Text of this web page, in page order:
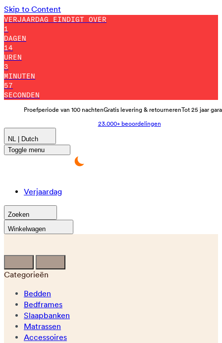
Skip to Content
VERJAARDAG EINDIGT OVER
1
DAGEN
14
UREN
3
MINUTEN
43
SECONDEN
Proefperiode van 100 nachtenGratis levering & retournerenTot 25 jaar
23.000+ beoordelingen
NL | Dutch
Toggle menu
Verjaardag
Zoeken
Winkelwagen
Categorieën
Bedden
Bedframes
Slaapbanken
Matrassen
Accessoires